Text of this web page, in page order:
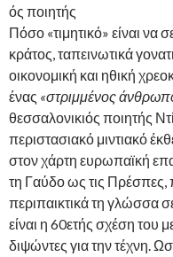
ός ποιητής
Πόσο «τιμητικό» είναι να
κράτος, ταπεινωτικά
οικονομική και ηθική
ένας «στριμμένος
θεσσαλονικιός ποιητής
περιστασιακό μιντιακό
στον χάρτη ευρωπαϊκή
τη Γαύδο ως τις Πρέσπες,
περιπαικτικά τη γλώσσα
είναι η 60ετής σχέση του
διψώντες για την τέχνη.